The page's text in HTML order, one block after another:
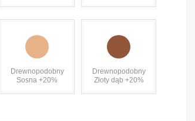
Drewnopodobny
Sosna +20%
Drewnopodobny
Złoty dąb +20%